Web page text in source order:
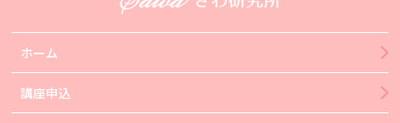
ホーム
講座申込